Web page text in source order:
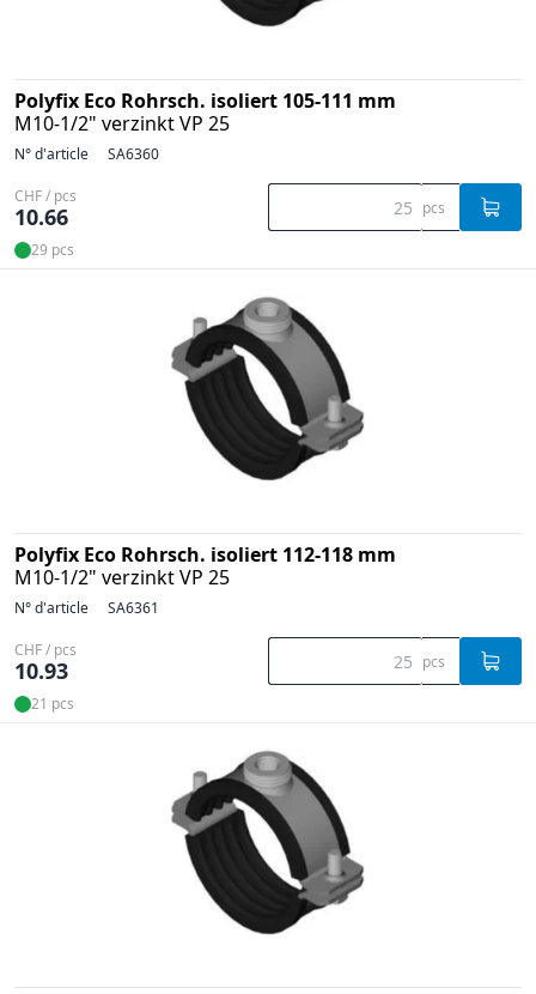
Polyfix Eco Rohrsch. isoliert 105-111 mm
M10-1/2" verzinkt VP 25
N° d'article SA6360
CHF / pcs
10.66 pcs
29 pcs
Polyfix Eco Rohrsch. isoliert 112-118 mm
M10-1/2" verzinkt VP 25
N° d'article SA6361
CHF / pcs
10.93 pcs
21 pcs